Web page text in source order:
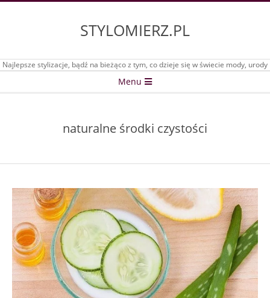
STYLOMIERZ.PL
Najlepsze stylizacje, bądź na bieżąco z tym, co dzieje się w świecie mody, urody
Menu
naturalne środki czystości